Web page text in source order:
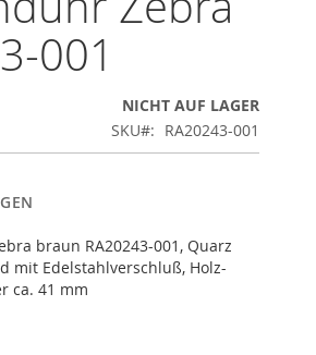
001
NICHT AUF LAGER
SKU
RA20243-001
braun RA20243-001, Quarz
mit Edelstahlverschluß, Holz-
ca. 41 mm